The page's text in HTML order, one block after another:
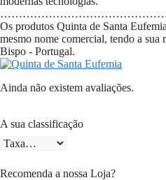
Os produtos Quinta de Santa
mesmo nome comercial, tendo a sua
Bispo - Portugal.
Ainda não existem avaliações.
A sua classificação
Recomenda a nossa Loja?